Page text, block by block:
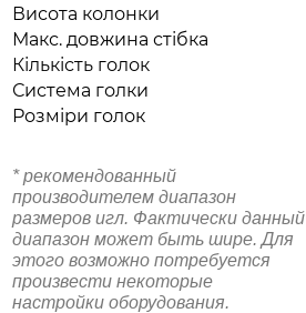
Висота колонки
Макс. довжина стібка
Кількість голок
Система голки
Розміри голок
* рекомендованный
производителем диапазон
размеров игл. Фактически данный
диапазон может быть шире. Для
этого возможно потребуется
произвести некоторые
настройки оборудования.